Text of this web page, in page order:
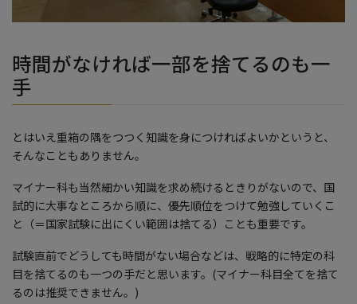
時間がなければ一部を捨てるのも一
手
とはいえ重箱の隅をつつく知識を身につければよいかというと、
そんなこともありません。
マイナー科も当然細かい知識を求め続けるときりがないので、国
試的に大事なところから順に、優先順位をつけて勉強していくこ
と（＝国家試験に出にくい範囲は捨てる）ことも重要です。
試験直前でどうしても時間がない場合などは、戦略的に特定の科
目を捨てるのも一つの手だと思います。(マイナー科目全てを捨て
るのは推奨できません。)